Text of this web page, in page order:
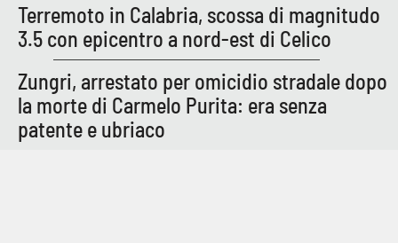
Terremoto in Calabria, scossa di magnitudo
3.5 con epicentro a nord-est di Celico
Zungri, arrestato per omicidio stradale dopo
la morte di Carmelo Purita: era senza
patente e ubriaco